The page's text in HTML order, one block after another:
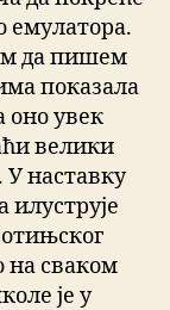
емулатора.
да пишем
показала
оно увек
велики
наставку
илуструје
на сваком
је у